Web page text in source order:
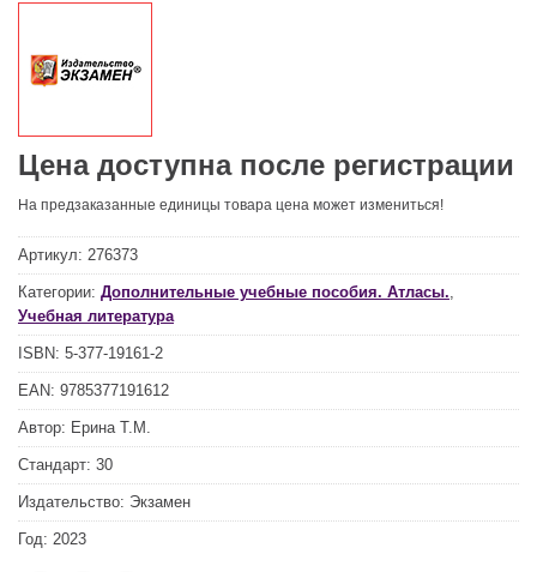
Цена доступна после регистрации
На предзаказанные единицы товара цена может измениться!
Артикул: 276373
Категории: Дополнительные учебные пособия. Атласы.
Учебная литература
ISBN: 5-377-19161-2
EAN: 9785377191612
Автор: Ерина Т.М.
Стандарт: 30
Издательство: Экзамен
Год: 2023